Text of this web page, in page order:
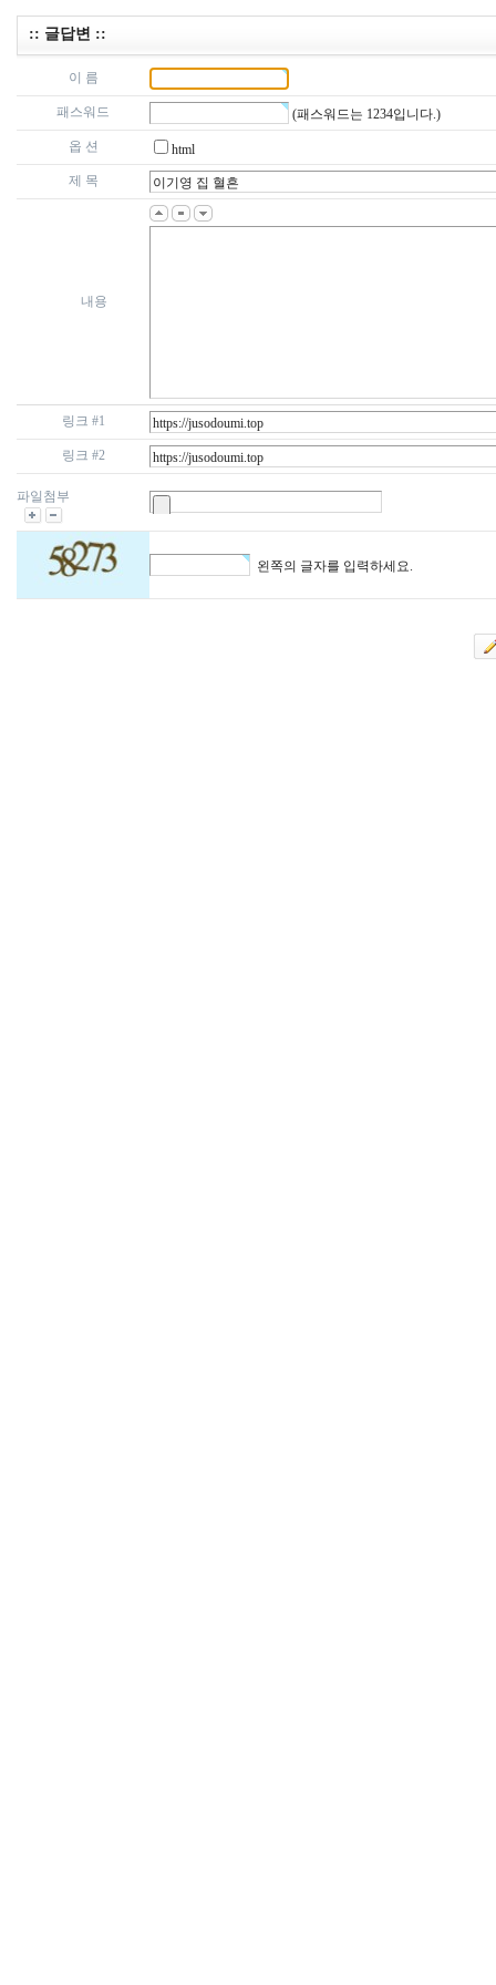
:: 글답변 ::
이 름
패스워드 (패스워드는 1234입니다.)
옵 션
html
제 목
내용
링크 #1
링크 #2
파일첨부
왼쪽의 글자를 입력하세요.